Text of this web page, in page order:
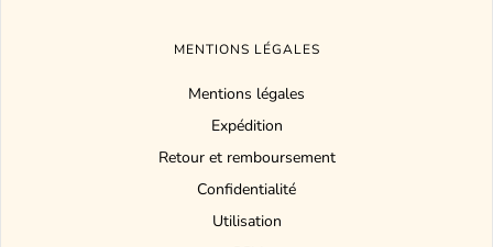
MENTIONS LÉGALES
Mentions légales
Expédition
Retour et remboursement
Confidentialité
Utilisation